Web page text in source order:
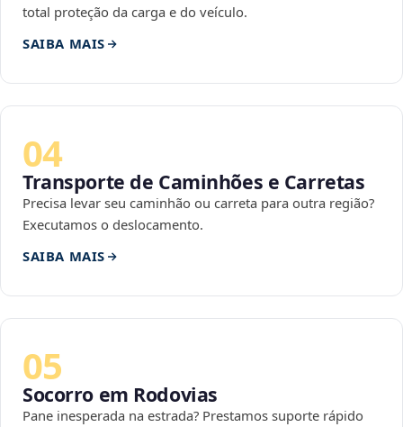
total proteção da carga e do veículo.
SAIBA MAIS
04
Transporte de Caminhões e Carretas
Precisa levar seu caminhão ou carreta para outra região?
Executamos o deslocamento.
SAIBA MAIS
05
Socorro em Rodovias
Pane inesperada na estrada? Prestamos suporte rápido